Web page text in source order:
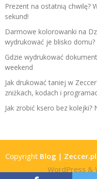
Prezent na ostatnią chwilę?
sekund!
Darmowe kolorowanki na
wydrukować je blisko domu?
Gdzie wydrukować
weekend
Jak drukować taniej w
zniżkach, kodach i
Jak zrobić ksero bez
Copyright Blog | Zeccer.pl
WordPress &